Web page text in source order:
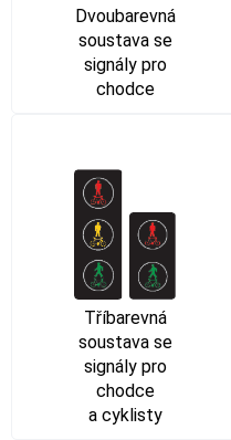
Dvoubarevná
soustava se
signály pro
chodce
Tříbarevná
soustava se
signály pro
chodce
a cyklisty